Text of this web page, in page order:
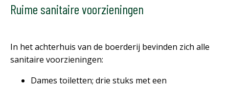
Ruime sanitaire voorzieningen
In het achterhuis van de boerderij bevinden zich alle
sanitaire voorzieningen:
Dames toiletten; drie stuks met een